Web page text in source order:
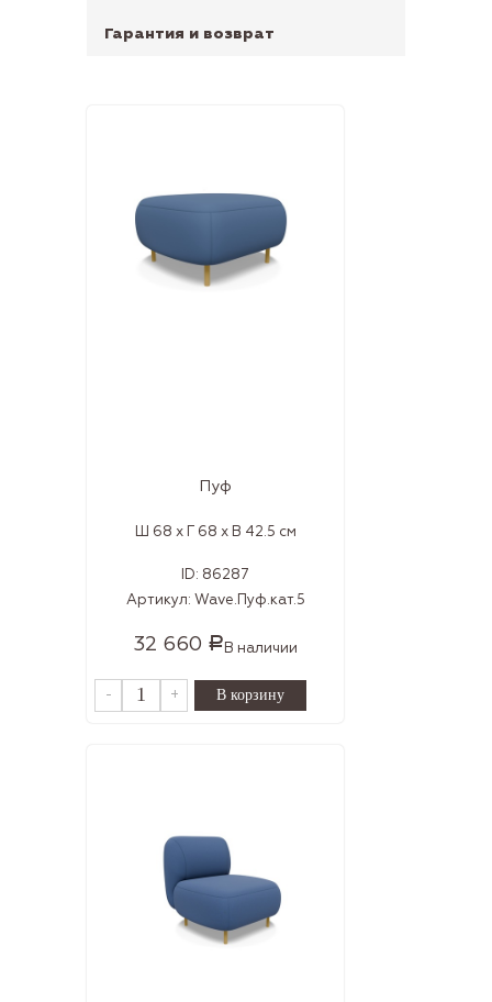
Гарантия и возврат
Пуф
Ш 68 x Г 68 x В 42.5 см
ID: 86287
Артикул: Wave.Пуф.кат.5
32 660 Р В наличии
- +